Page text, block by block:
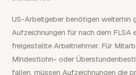
US-Arbeitgeber benötigen weiterhin
Aufzeichnungen für nach dem FLSA
freigestellte Arbeitnehmer. Für
Mindestlohn- oder
fallen, müssen Aufzeichnungen die